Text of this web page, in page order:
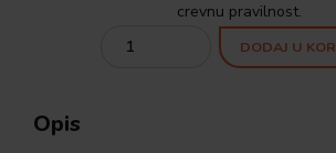
crevnu pravilnost.
Quantity
DODAJ U
Opis